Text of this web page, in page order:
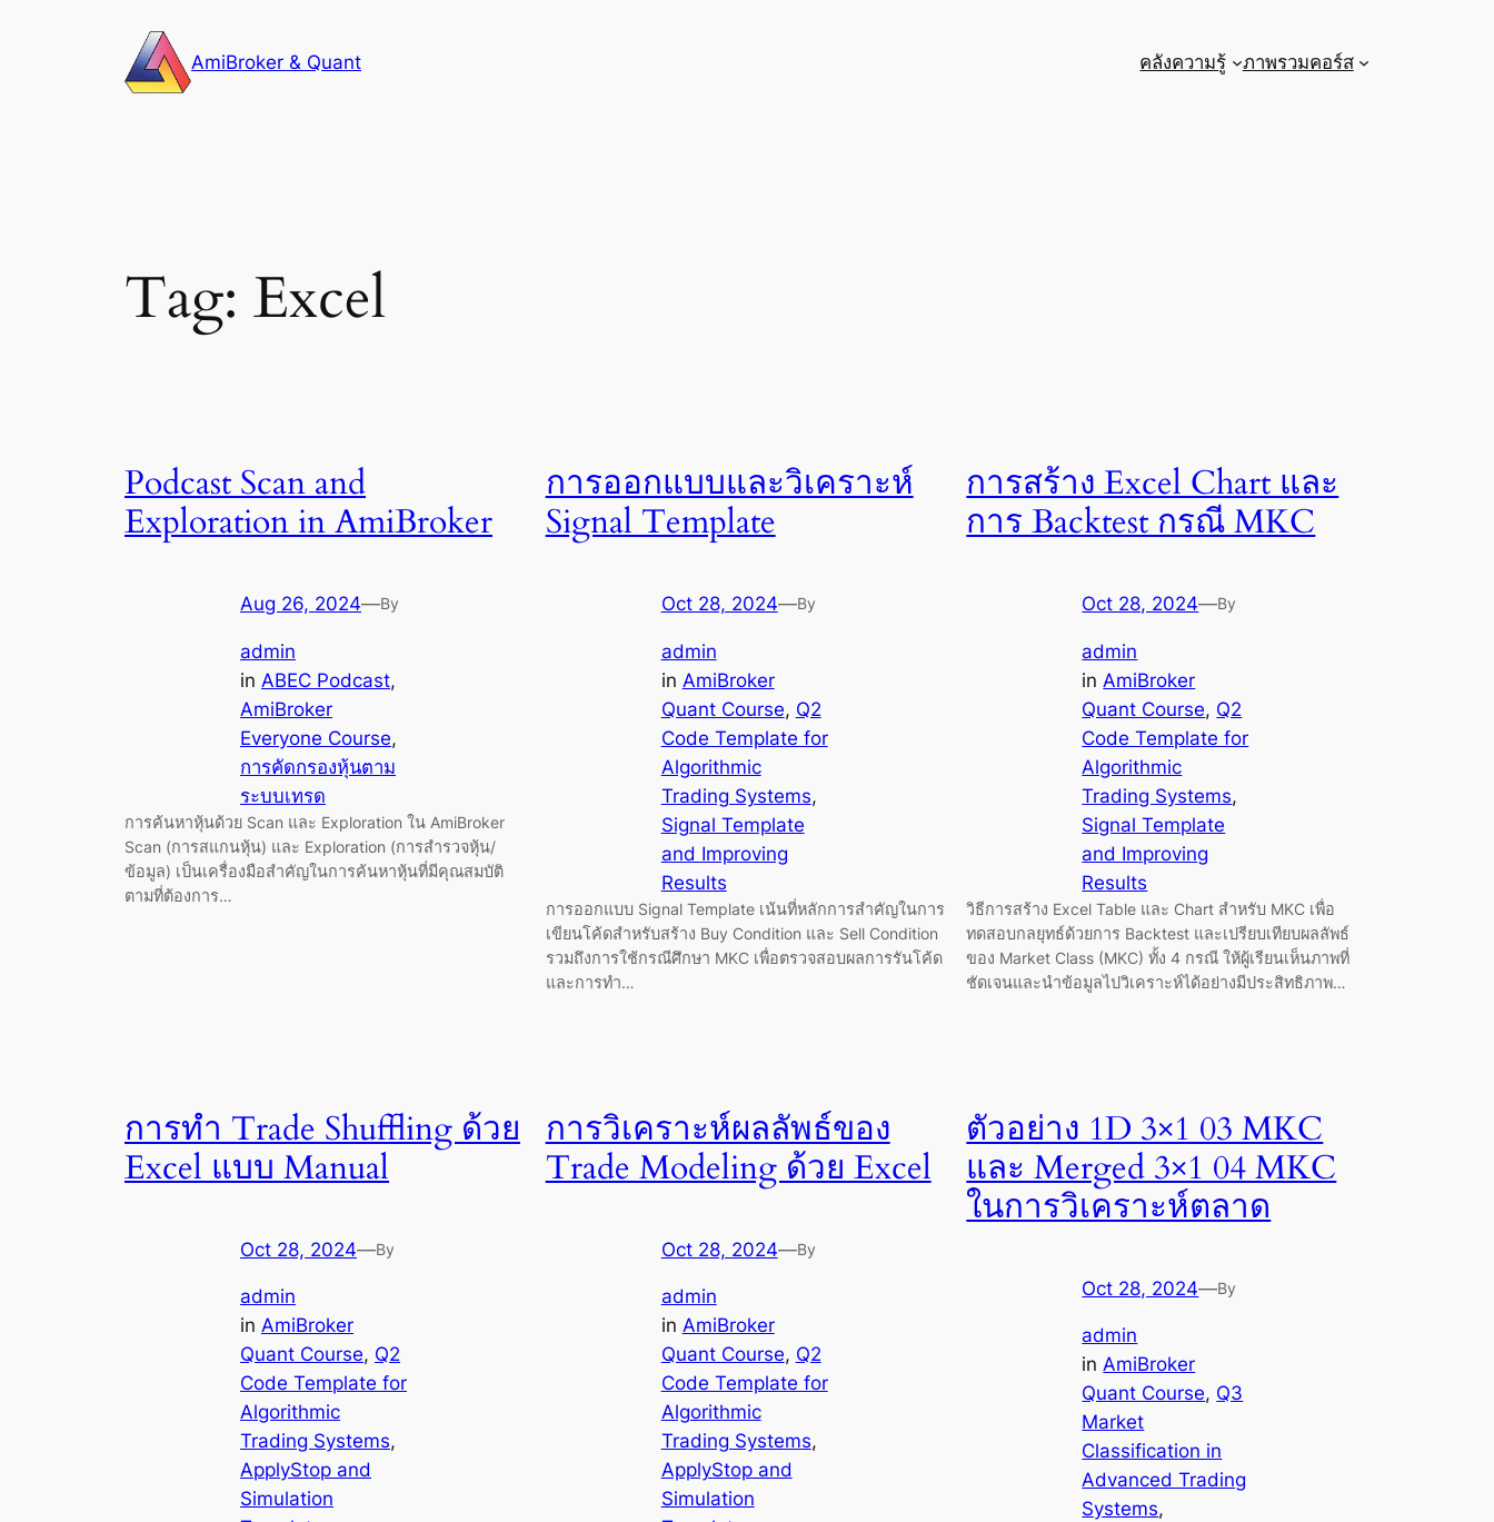
AmiBroker & Quant คลังความรู้ ภาพรวมคอร์ส
Tag: Excel
Podcast Scan and
Exploration in AmiBroker
Aug 26, 2024—By
admin
in ABEC Podcast
AmiBroker
Everyone Course
การคัดกรองหุ้นตาม
ระบบเทรด
การค้นหาหุ้นด้วย Scan และ Exploration ใน AmiBroker
Scan (การสแกนหุ้น) และ Exploration (การสำรวจหุ้น/
ข้อมูล) เป็นเครื่องมือสำคัญในการค้นหาหุ้นที่มีคุณสมบัติ
ตามที่ต้องการ…
การออกแบบและวิเคราะห์
Signal Template
Oct 28, 2024—By
admin
in AmiBroker
Quant Course, Q2
Code Template for
Algorithmic
Trading Systems
Signal Template
and Improving
Results
การออกแบบ Signal Template เน้นที่หลักการสำคัญในการ
เขียนโค้ดสำหรับสร้าง Buy Condition และ Sell Condition
รวมถึงการใช้กรณีศึกษา MKC เพื่อตรวจสอบผลการรันโค้ด
และการทำ…
การสร้าง Excel Chart และ
การ Backtest กรณี MKC
Oct 28, 2024—By
admin
in AmiBroker
Quant Course, Q2
Code Template for
Algorithmic
Trading Systems
Signal Template
and Improving
Results
วิธีการสร้าง Excel Table และ Chart สำหรับ MKC เพื่อ
ทดสอบกลยุทธ์ด้วยการ Backtest และเปรียบเทียบผลลัพธ์
ของ Market Class (MKC) ทั้ง 4 กรณี ให้ผู้เรียนเห็นภาพที่
ชัดเจนและนำข้อมูลไปวิเคราะห์ได้อย่างมีประสิทธิภาพ…
การทำ Trade Shuffling ด้วย
Excel แบบ Manual
Oct 28, 2024—By
admin
in AmiBroker
Quant Course, Q2
Code Template for
Algorithmic
Trading Systems
ApplyStop and
Simulation
การวิเคราะห์ผลลัพธ์ของ
Trade Modeling ด้วย Excel
Oct 28, 2024—By
admin
in AmiBroker
Quant Course, Q2
Code Template for
Algorithmic
Trading Systems
ApplyStop and
Simulation
ตัวอย่าง 1D 3×1 03 MKC
และ Merged 3×1 04 MKC
ในการวิเคราะห์ตลาด
Oct 28, 2024—By
admin
inAmiBroker
Quant Course, Q3
Market
Classification in
Advanced Trading
Systems